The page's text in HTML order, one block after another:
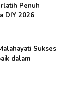
Penuh
DIY 2026
Sukses
dalam